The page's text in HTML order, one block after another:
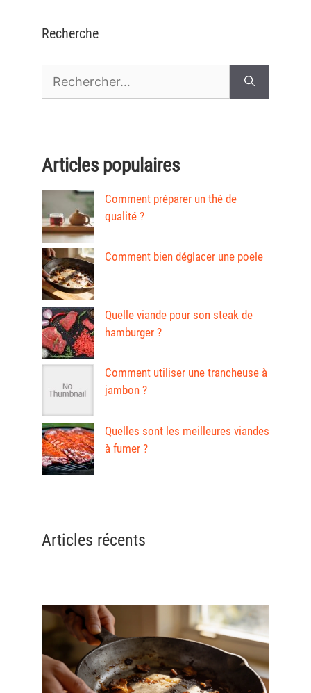
Recherche
Articles populaires
Comment préparer un thé de
qualité ?
Comment bien déglacer une poele
Quelle viande pour son steak de
hamburger ?
Comment utiliser une trancheuse à
jambon ?
Quelles sont les meilleures viandes
à fumer ?
Articles récents